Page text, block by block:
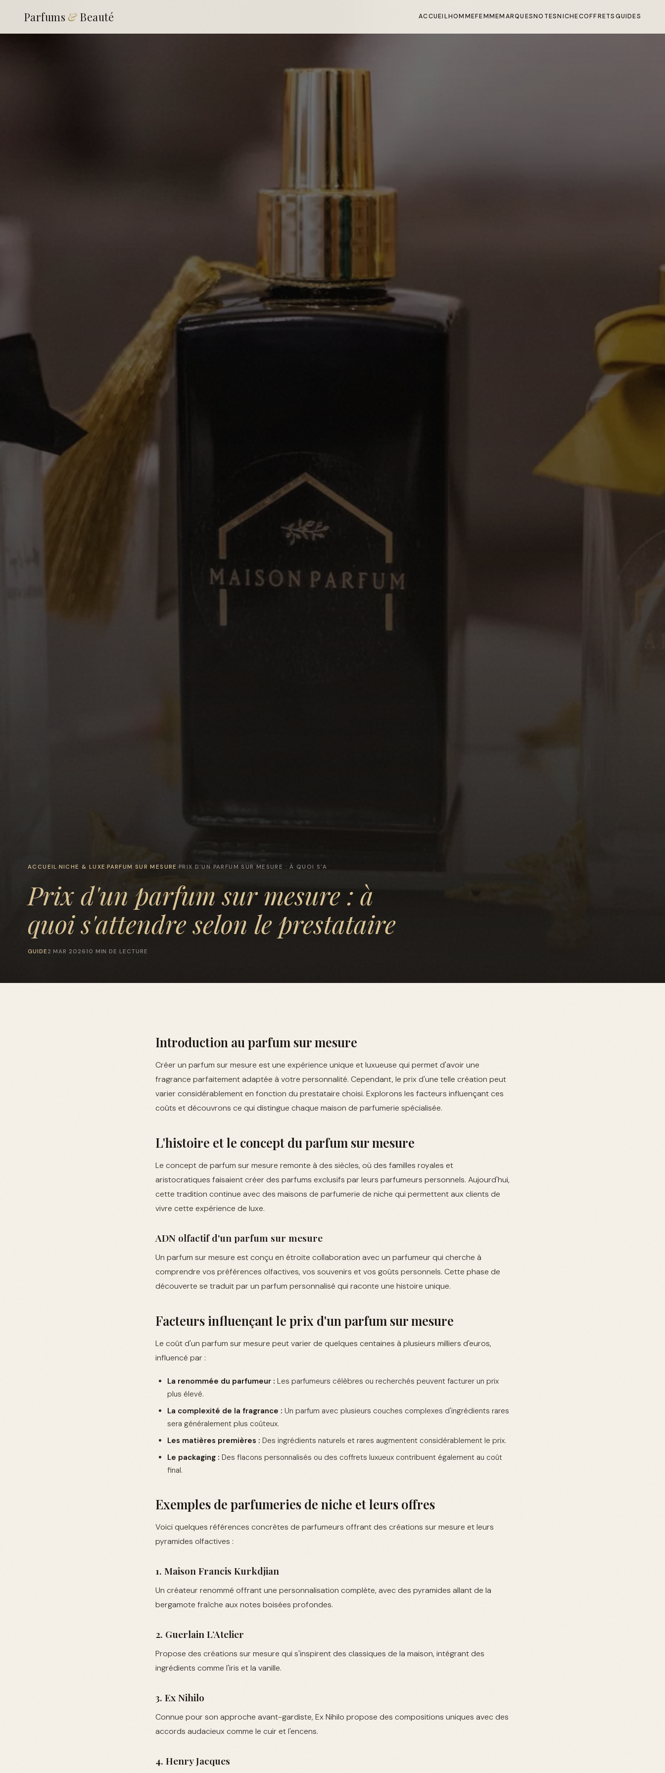
Parfums &Beauté ACCUEILHOMMEFEMMEMARQUESNOTESNICHECOFFRETSGUIDES
ACCUEIL ›NICHE & LUXE ›PARFUM SUR MESURE ›PRIX D'UN PARFUM SUR MESURE : À QUOI S'A
Prix d'un parfum sur mesure : à
quoi s'attendre selon le prestataire
GUIDE 2 MAR 202610 MIN DE LECTURE
Introduction au parfum sur mesure
Créer un parfum sur mesure est une expérience unique et luxueuse qui permet d'avoir une
fragrance parfaitement adaptée à votre personnalité. Cependant, le prix d'une telle création peut
varier considérablement en fonction du prestataire choisi. Explorons les facteurs influençant ces
coûts et découvrons ce qui distingue chaque maison de parfumerie spécialisée.
L'histoire et le concept du parfum sur mesure
Le concept de parfum sur mesure remonte à des siècles, où des familles royales et
aristocratiques faisaient créer des parfums exclusifs par leurs parfumeurs personnels. Aujourd'hui,
cette tradition continue avec des maisons de parfumerie de niche qui permettent aux clients de
vivre cette expérience de luxe.
ADN olfactif d'un parfum sur mesure
Un parfum sur mesure est conçu en étroite collaboration avec un parfumeur qui cherche à
comprendre vos préférences olfactives, vos souvenirs et vos goûts personnels. Cette phase de
découverte se traduit par un parfum personnalisé qui raconte une histoire unique.
Facteurs influençant le prix d'un parfum sur mesure
Le coût d'un parfum sur mesure peut varier de quelques centaines à plusieurs milliers d'euros,
influencé par :
La renommée du parfumeur : Les parfumeurs célèbres ou recherchés peuvent facturer un prix
plus élevé.
La complexité de la fragrance : Un parfum avec plusieurs couches complexes d'ingrédients rares
sera généralement plus coûteux.
Les matières premières : Des ingrédients naturels et rares augmentent considérablement le prix.
Le packaging : Des flacons personnalisés ou des coffrets luxueux contribuent également au coût
final.
Exemples de parfumeries de niche et leurs offres
Voici quelques références concrètes de parfumeurs offrant des créations sur mesure et leurs
pyramides olfactives :
1. Maison Francis Kurkdjian
Un créateur renommé offrant une personnalisation complète, avec des pyramides allant de la
bergamote fraîche aux notes boisées profondes.
2. Guerlain L’Atelier
Propose des créations sur mesure qui s'inspirent des classiques de la maison, intégrant des
ingrédients comme l'iris et la vanille.
3. Ex Nihilo
Connue pour son approche avant-gardiste, Ex Nihilo propose des compositions uniques avec des
accords audacieux comme le cuir et l'encens.
4. Henry Jacques